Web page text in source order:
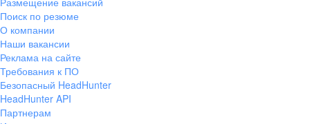
Поиск по резюме
О компании
Наши вакансии
Реклама на сайте
Требования к ПО
Безопасный HeadHunter
HeadHunter API
Партнерам